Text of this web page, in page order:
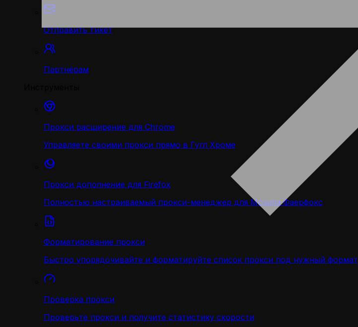
Отправить тикет
Партнёрам
Прокси расширение для Chrome
Управляете своими прокси прямо в Гугл Хроме
Прокси дополнение для Firefox
Полностью настраиваемый прокси-менеджер для Мозила Фаерфокс
Форматирование прокси
Быстро упорядочивайте и форматируйте список прокси под нужный формат
Проверка прокси
Проверьте прокси и получите статистику скорости